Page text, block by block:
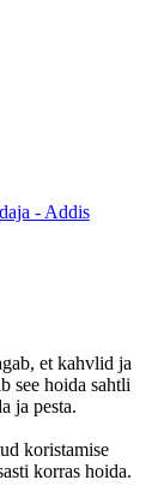
- Addis
et kahvlid ja
see hoida sahtli
ja pesta.
koristamise
korras hoida.